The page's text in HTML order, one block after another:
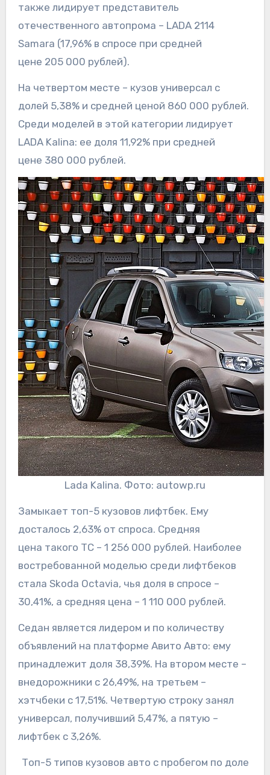
также лидирует представитель
отечественного автопрома – LADA 2114
Samara (17,96% в спросе при средней
цене 205 000 рублей).
На четвертом месте – кузов универсал с
долей 5,38% и средней ценой 860 000 рублей.
Среди моделей в этой категории лидирует
LADA Kalina: ее доля 11,92% при средней
цене 380 000 рублей.
Lada Kalina. Фото: autowp.ru
Замыкает топ-5 кузовов лифтбек. Ему
досталось 2,63% от спроса. Средняя
цена такого ТС – 1 256 000 рублей. Наиболее
востребованной моделью среди лифтбеков
стала Skoda Octavia, чья доля в спросе –
30,41%, а средняя цена – 1 110 000 рублей.
Седан является лидером и по количеству
объявлений на платформе Авито Авто: ему
принадлежит доля 38,39%. На втором месте –
внедорожники с 26,49%, на третьем –
хэтчбеки с 17,51%. Четвертую строку занял
универсал, получивший 5,47%, а пятую –
лифтбек с 3,26%.
Топ-5 типов кузовов авто с пробегом по доле